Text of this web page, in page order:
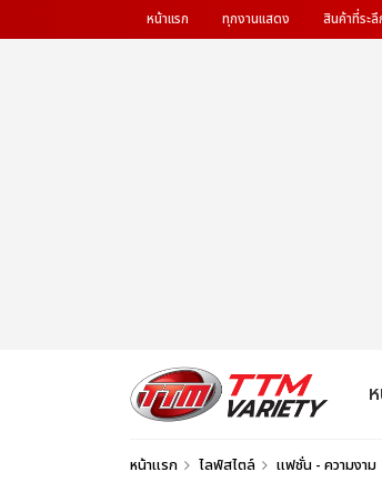
หน้าแรก ทุกงานแสดง สินค้าที่ระลึ
หน้าแรก ไลฟ์สไตล์ แฟชั่น - ความงาม